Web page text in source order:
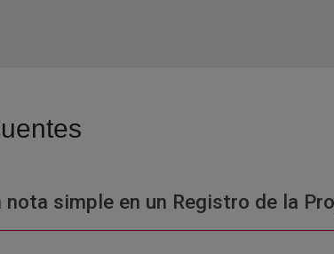
nota simple en un Registro de la